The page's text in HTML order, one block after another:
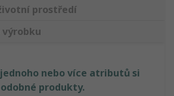
prostředí
výrobku
nebo více atributů si
produkty.